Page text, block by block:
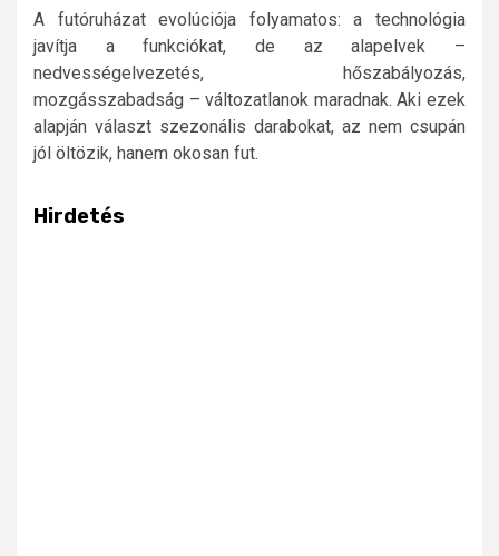
A futóruházat evolúciója folyamatos: a technológia
javítja a funkciókat, de az alapelvek –
nedvességelvezetés, hőszabályozás,
mozgásszabadság – változatlanok maradnak. Aki ezek
alapján választ szezonális darabokat, az nem csupán
jól öltözik, hanem okosan fut.
Hirdetés